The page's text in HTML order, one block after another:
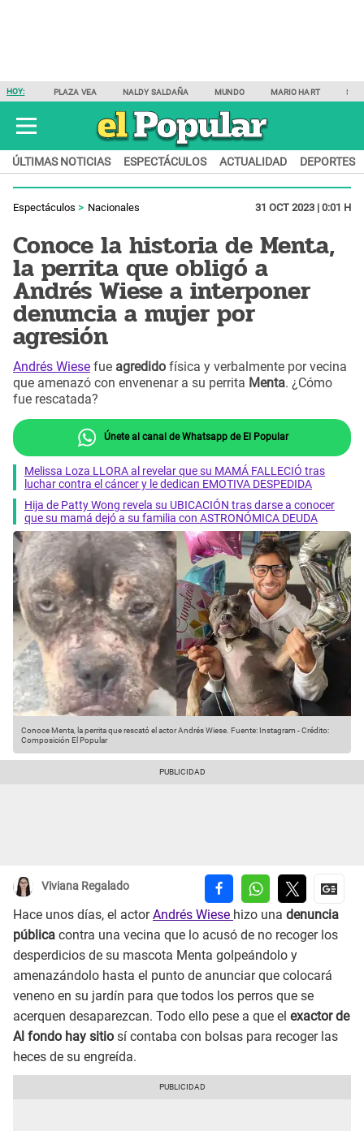
HOY: PLAZA VEA NALDY SALDAÑA MUNDO MARIO HART
ÚLTIMAS NOTICIAS ESPECTÁCULOS ACTUALIDAD DEPORTES
Espectáculos Nacionales 31 OCT 2023 | 0:01 H
Conoce la historia de Menta,
la perrita que obligó a
Andrés Wiese a interponer
denuncia a mujer por
agresión
Andrés Wiese fue agredido física y verbalmente por vecina
que amenazó con envenenar a su perrita Menta. ¿Cómo
fue rescatada?
Únete al canal de Whatsapp de El Popular
Melissa Loza LLORA al revelar que su MAMÁ FALLECIÓ tras
luchar contra el cáncer y le dedican EMOTIVA DESPEDIDA
Hija de Patty Wong revela su UBICACIÓN tras darse a conocer
que su mamá dejó a su familia con ASTRONÓMICA DEUDA
Conoce Menta, la perrita que rescató el actor Andrés Wiese. Fuente: Instagram -Crédito:
Composición El Popular
Viviana Regalado
Hace unos días, el actorAndrés Wiese hizo una denuncia
pública contra una vecina que lo acusó de no recoger los
desperdicios de su mascota Menta golpeándolo y
amenazándolo hasta el punto de anunciar que colocará
veneno en su jardín para que todos los perros que se
acerquen desaparezcan. Todo ello pese a que el exactor de
Al fondo hay sitio sí contaba con bolsas para recoger las
heces de su engreída.